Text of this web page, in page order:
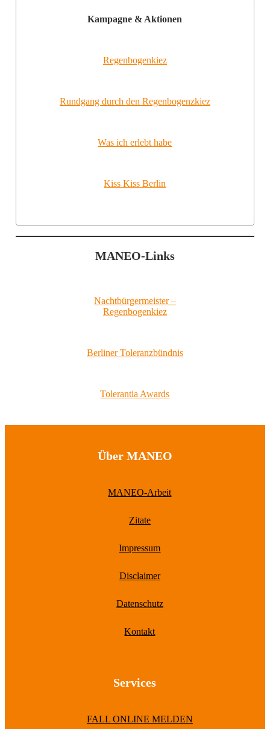
Kampagne & Aktionen
Regenbogenkiez
Rundgang durch den Regenbogenzkiez
Was ich erlebt habe
Kiss Kiss Berlin
MANEO-Links
Nachtbürgermeister –
Regenbogenkiez
Berliner Toleranzbündnis
Tolerantia Awards
Über MANEO
MANEO-Arbeit
Zitate
Impressum
Disclaimer
Datenschutz
Kontakt
Services
FALL ONLINE MELDEN